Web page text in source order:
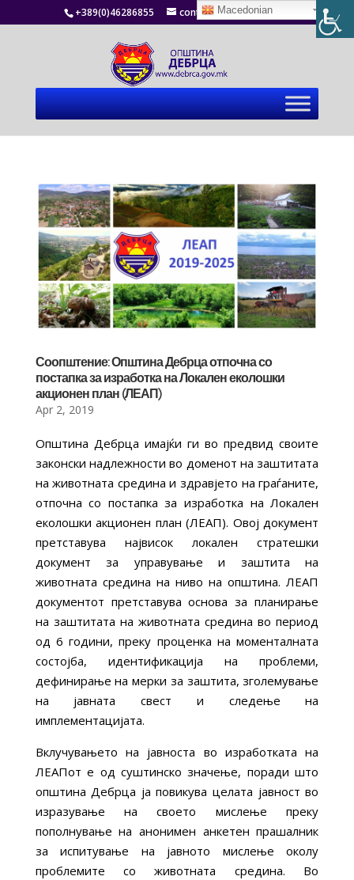
+389(0)46286855 contact@debrca.gov.mk
Соопштение: Општина Дебрца отпочна со
постапка за изработка на Локален еколошки
акционен план (ЛЕАП)
Apr 2, 2019
Општина Дебрца имајќи ги во предвид своите
законски надлежности во доменот на заштитата
на животната средина и здравјето на граѓаните,
отпочна со постапка за изработка на Локален
еколошки акционен план (ЛЕАП). Овој документ
претставува највисок локален стратешки
документ за управување и заштита на
животната средина на ниво на општина. ЛЕАП
документот претставува основа за планирање
на заштитата на животната средина во период
од 6 години, преку проценка на моменталната
состојба, идентификација на проблеми,
дефинирање на мерки за заштита, зголемување
на јавната свест и следење на
имплементацијата.
Вклучувањето на јавноста во изработката на
ЛЕАПот е од суштинско значење, поради што
општина Дебрца ја повикува целата јавност во
изразување на своето мислење преку
пополнување на анонимен анкетен прашалник
за испитување на јавното мислење околу
проблемите со животната средина. Во
Macedonian